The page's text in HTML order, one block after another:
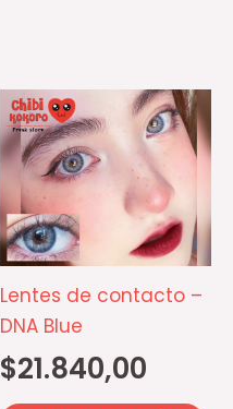
Lentes de contacto –
DNA Blue
$21.840,00